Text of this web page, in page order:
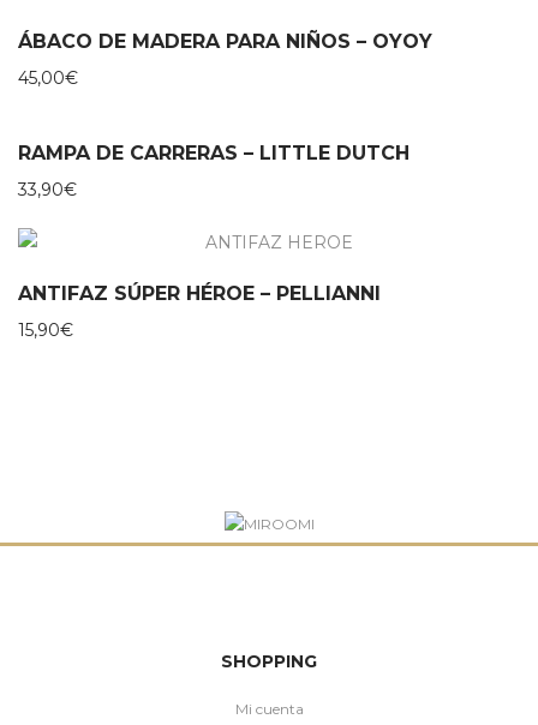
ÁBACO DE MADERA PARA NIÑOS – OYOY
45,00€
RAMPA DE CARRERAS – LITTLE DUTCH
33,90€
ANTIFAZ SÚPER HÉROE – PELLIANNI
15,90€
SHOPPING
Mi cuenta